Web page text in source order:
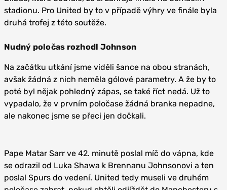
stadionu. Pro United by to v případě výhry ve finále byla
druhá trofej z této soutěže.
Nudný poločas rozhodl Johnson
Na začátku utkání jsme viděli šance na obou stranách,
avšak žádná z nich neměla gólové parametry. A že by to
poté byl nějak pohledný zápas, se také říct nedá. Už to
vypadalo, že v prvním poločase žádná branka nepadne,
ale nakonec jsme se přeci jen dočkali.
Pape Matar Sarr ve 42. minutě poslal míč do vápna, kde
se odrazil od Luka Shawa k Brennanu Johnsonovi a ten
poslal Spurs do vedení. United tedy museli ve druhém